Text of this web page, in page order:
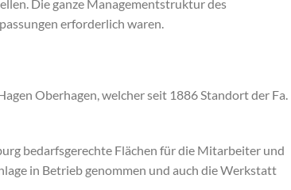
Die ganze Managementstruktur des
erforderlich waren.
Oberhagen, welcher seit 1886 Standort der Fa.
bedarfsgerechte Flächen für die Mitarbeiter und
in Betrieb genommen und auch die Werkstatt